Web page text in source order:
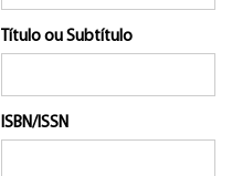
Título ou Subtítulo
ISBN/ISSN